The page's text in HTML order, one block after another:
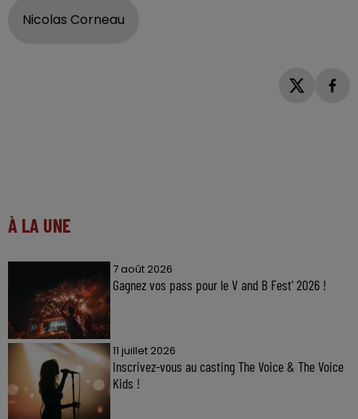
Nicolas Corneau
À LA UNE
7 août 2026
Gagnez vos pass pour le V and B Fest' 2026 !
11 juillet 2026
Inscrivez-vous au casting The Voice & The Voice
Kids !